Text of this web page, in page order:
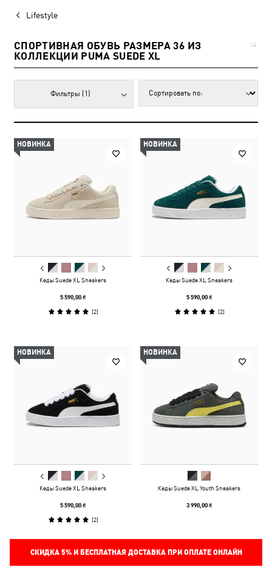
Lifestyle
СПОРТИВНАЯ ОБУВЬ РАЗМЕРА 36 ИЗ
КОЛЛЕКЦИИ PUMA SUEDE XL
14
Фильтры (1)
НОВИНКА
Кеды Suede XL Sneakers
5 590,00 ₴
(2)
НОВИНКА
Кеды Suede XL Sneakers
5 590,00 ₴
(2)
НОВИНКА
Кеды Suede XL Sneakers
5 590,00 ₴
(2)
НОВИНКА
Кеды Suede XL Youth Sneakers
3 990,00 ₴
СКИДКА 5%И БЕСПЛАТНАЯ ДОСТАВКА ПРИ ОПЛАТЕ ОНЛАЙН